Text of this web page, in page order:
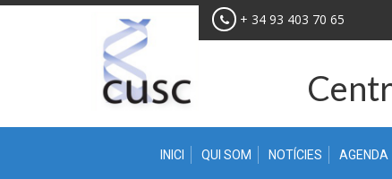
Skip
+ 34 93 403 70 65
INICI QUI SOM NOTÍCIES AGENDA